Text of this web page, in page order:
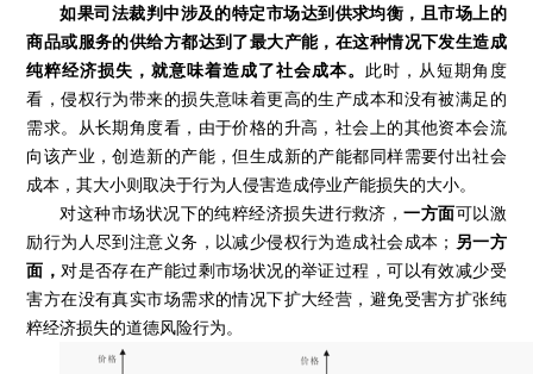
如果司法裁判中涉及的特定市场达到供求均衡，且市场上的
商品或服务的供给方都达到了最大产能，在这种情况下发生造成
纯粹经济损失，就意味着造成了社会成本。 此时，从短期角度
看，侵权行为带来的损失意味着更高的生产成本和没有被满足的
需求。从长期角度看，由于价格的升高，社会上的其他资本会流
向该产业，创造新的产能，但生成新的产能都同样需要付出社会
成本，其大小则取决于行为人侵害造成停业产能损失的大小。
对这种市场状况下的纯粹经济损失进行救济，一方面可以激
励行为人尽到注意义务，以减少侵权行为造成社会成本； 另一方
面，对是否存在产能过剩市场状况的举证过程，可以有效减少受
害方在没有真实市场需求的情况下扩大经营，避免受害方扩张纯
粹经济损失的道德风险行为。